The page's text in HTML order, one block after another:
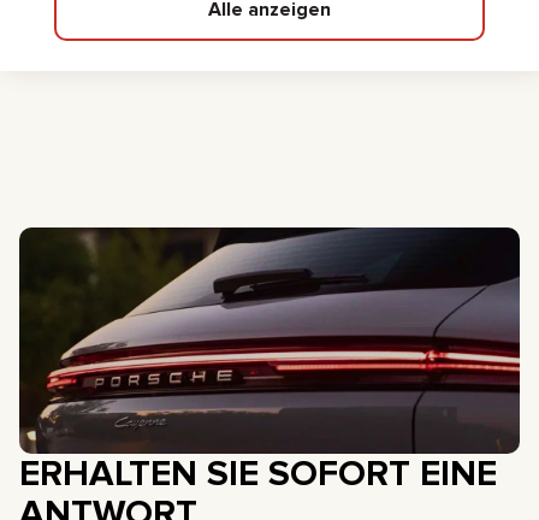
Alle anzeigen
ERHALTEN SIE SOFORT EINE